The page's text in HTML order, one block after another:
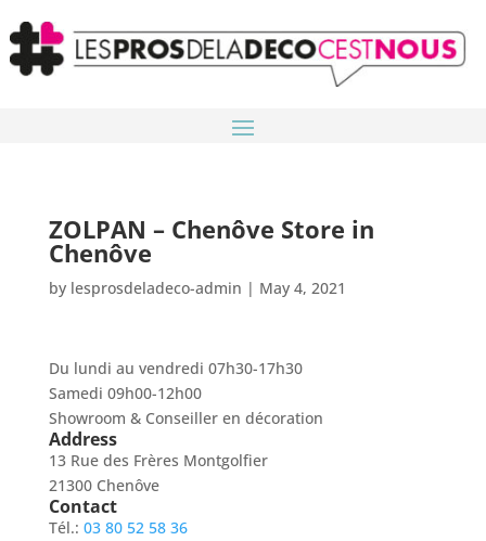
ZOLPAN – Chenôve Store in
Chenôve
by lesprosdeladeco-admin | May 4, 2021
Du lundi au vendredi 07h30-17h30
Samedi 09h00-12h00
Showroom & Conseiller en décoration
Address
13 Rue des Frères Montgolfier
21300 Chenôve
Contact
Tél.: 03 80 52 58 36